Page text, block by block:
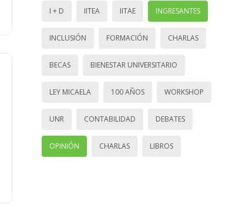
I + D IITEA IITAE INGRESANTES
INCLUSIÓN FORMACIÓN CHARLAS
BECAS BIENESTAR UNIVERSITARIO
LEY MICAELA 100 AÑOS WORKSHOP
UNR CONTABILIDAD DEBATES
OPINIÓN CHARLAS LIBROS